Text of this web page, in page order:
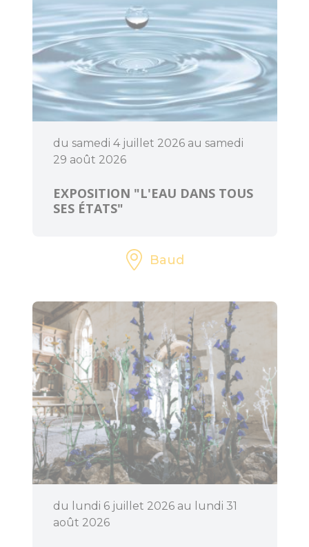
Les jeux de
l'Office de
Tourisme
Le Train
touristique
Location de vélos
Pêche
Aires de jeux pour
du samedi 4 juillet 2026 au samedi
29 août 2026
EXPOSITION "L'EAU DANS TOUS
SES ÉTATS"
Baud
du lundi 6 juillet 2026 au lundi 31
août 2026